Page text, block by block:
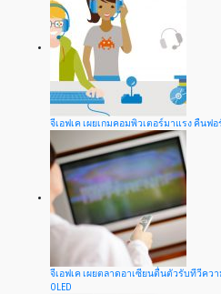
จีเอฟเค เผยเกมคอมพิวเตอร์มาแรง คืนฟ
จีเอฟเค เผยตลาดอาเซียนตื่นตัวรับทีวีคว
OLED